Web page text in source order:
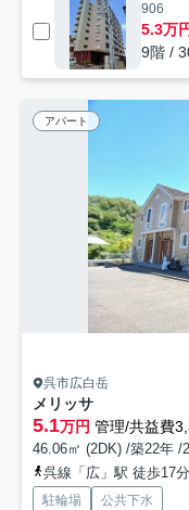
906
5.3万
9階 /
アパート
呉市広白岳
メリッサ
5.1万円 管理/共益費
46.06㎡ (2DK) /築22年 /
呉線「広」駅 徒歩17分
駐輪場 公共下水